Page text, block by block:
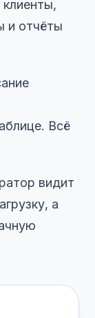
клиенты,
и отчёты
Всё
видит
а